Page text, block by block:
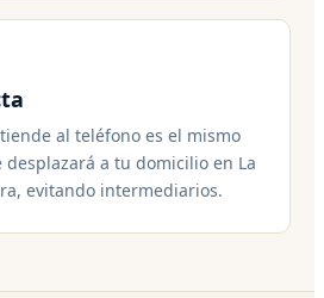
al teléfono es el mismo
a tu domicilio en La
evitando intermediarios.